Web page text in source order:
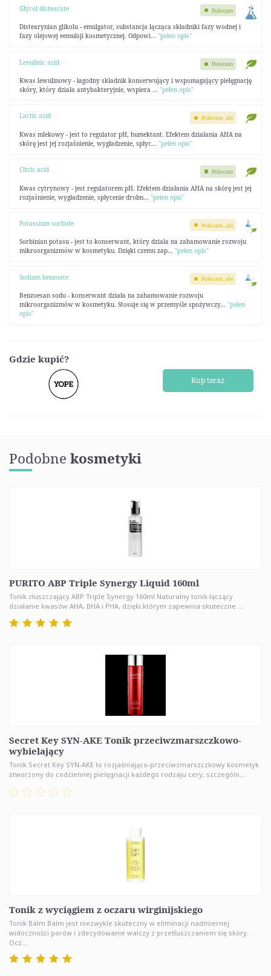
Glycol distearate
Distearynian glikolu - emulgator, substancja łącząca składniki fazy wodnej i
fazy olejowej eemulsji kosmetycznej. Odpowi... "pełen opis"
Polecam
Levulinic acid
Kwas lewulinowy - łagodny składnik konserwujący i wspomagający pielęgnację
skóry, który działa antybakteryjnie, wspiera ... "pełen opis"
Polecam
Lactic acid
Kwas mlekowy - jest to regulator pH, humektant. Efektem działania AHA na
skórę jest jej rozjaśnienie, wygładzenie, spłyc... "pełen opis"
Polecam, ale
Citric acid
Kwas cytrynowy - jest regulatorem pH. Efektem działania AHA na skórę jest jej
rozjaśnienie, wygładzenie, spłycenie drobn... "pełen opis"
Polecam
Potassium sorbate
Sorbinian potasu - jest to konserwant, który działa na zahamowanie rozwoju
mikroorganizmów w kosmetyku. Dzięki czemu zap... "pełen opis"
Polecam, ale
Sodium benzoate
Benzoesan sodu - konserwant działa na zahamowanie rozwoju
mikroorganizmów w kosmetyku. Stosuje się w przemyśle spożywczy... "pełen
opis"
Polecam, ale
Gdzie kupić?
Kup teraz
Podobne kosmetyki
PURITO ABP Triple Synergy Liquid 160ml
Tonik złuszczający ABP Triple Synergy 160ml Naturalny tonik łączący
działanie kwasów AHA, BHA i PHA, dzięki którym zapewnia skuteczne ...
Secret Key SYN-AKE Tonik przeciwzmarszczkowo-
wybielający
Tonik Secret Key SYN-AKE to rozjaśniająco-przeciwzmarszczkowy kosmetyk
stworzony do codziennej pielęgnacji każdego rodzaju cery, szczególn...
Tonik z wyciągiem z oczaru wirginijskiego
Tonik Balm Balm jest niezwykle skuteczny w eliminacji nadmiernej
widoczności porów i zdecydowanie walczy z przetłuszczaniem się skóry.
Ocz...